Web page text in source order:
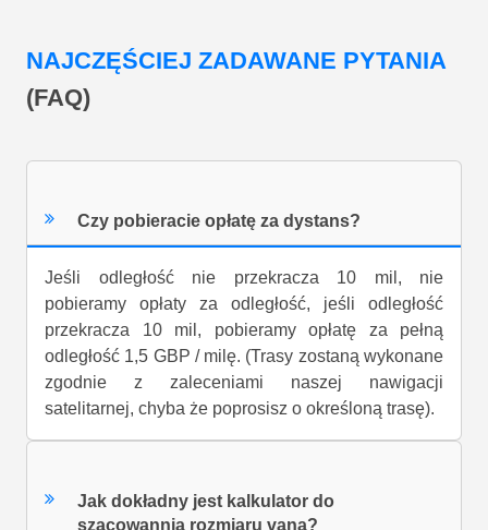
NAJCZĘŚCIEJ ZADAWANE PYTANIA
(FAQ)
Czy pobieracie opłatę za dystans?
Jeśli odległość nie przekracza 10 mil, nie
pobieramy opłaty za odległość, jeśli odległość
przekracza 10 mil, pobieramy opłatę za pełną
odległość 1,5 GBP / milę. (Trasy zostaną wykonane
zgodnie z zaleceniami naszej nawigacji
satelitarnej, chyba że poprosisz o określoną trasę).
Jak dokładny jest kalkulator do
szacowannia rozmiaru vana?